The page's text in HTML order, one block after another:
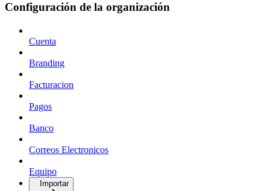
Configuración de la organización
Cuenta
Branding
Facturacion
Pagos
Banco
Correos Electronicos
Equipo
Importar